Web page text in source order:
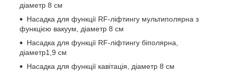
діаметр 8 см
Насадка для функції RF-ліфтингу мультиполярна з
функцією вакуум, діаметр 8 см
Насадка для функції RF-ліфтингу біполярна,
діаметр1,9 см
Насадка для функції кавітація, діаметр 8 см